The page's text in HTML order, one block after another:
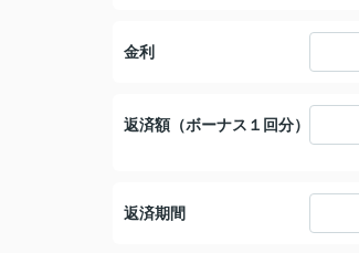
金利
返済額（ボーナス１回分）
返済期間